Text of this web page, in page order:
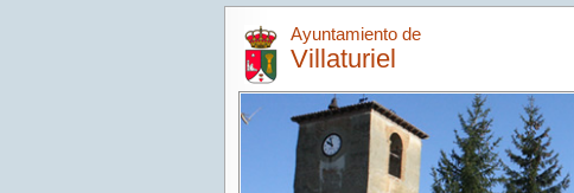
Ayuntamiento de
Villaturiel